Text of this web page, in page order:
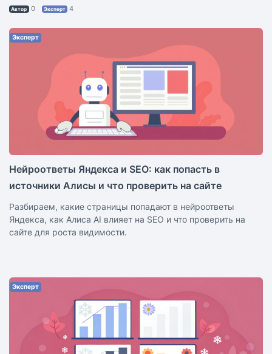
Автор 0 Эксперт 4
Эксперт
Нейроответы Яндекса и SEO: как попасть в
источники Алисы и что проверить на сайте
Разбираем, какие страницы попадают в нейроответы
Яндекса, как Алиса AI влияет на SEO и что проверить на
сайте для роста видимости.
Эксперт